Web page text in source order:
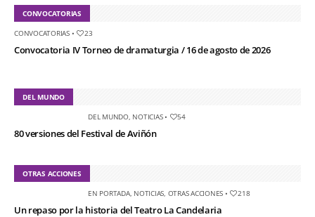
CONVOCATORIAS
CONVOCATORIAS• 23
Convocatoria IV Torneo de dramaturgia / 16 de agosto de 2026
DEL MUNDO
DEL MUNDO, NOTICIAS• 54
80 versiones del Festival de Aviñón
OTRAS ACCIONES
EN PORTADA, NOTICIAS OTRAS ACCIONES • 218
Un repaso por la historia del Teatro La Candelaria